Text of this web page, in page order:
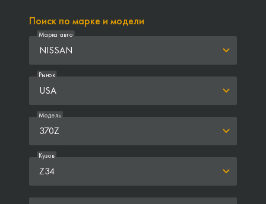
Поиск по марке и модели
NISSAN
Марка авто
USA
Рынок
370Z
Модель
Z34
Кузов